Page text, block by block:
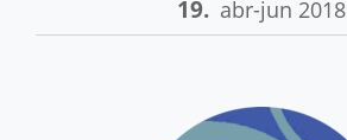
19. abr-jun 2018